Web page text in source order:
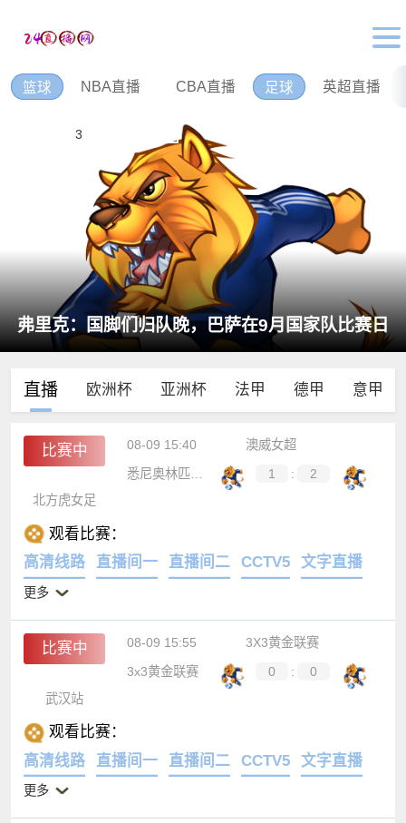
篮球 NBA直播 CBA直播 足球 英超直播
弗里克：国脚们归队晚，巴萨在9月国家队比赛日
前都无法达到100%
3
直播 欧洲杯 亚洲杯 法甲 德甲 意甲
比赛中 08-09 15:40
澳威女超
悉尼奥林匹克女足
1 :
2
北方虎女足
观看比赛：
高清线路
直播间一 直播间二 CCTV5 文字直播
更多
比赛中 08-09 15:55
3X3黄金联赛
3x3黄金联赛
0 :
0
武汉站
观看比赛：
高清线路
直播间一 直播间二 CCTV5 文字直播
更多